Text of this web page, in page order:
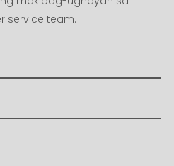
service team.